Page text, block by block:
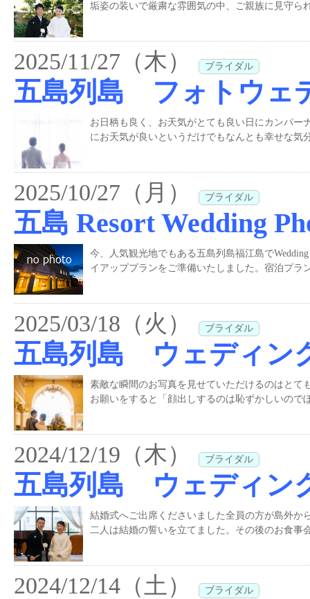
垢姿の装いで厳粛な雰囲気の中、ご親族に見守ら
2025/11/27（木） ブライダル
五島列島 フォトウェ
お日柄も良く、お天気がとても良い日にカンパ
にお天気が良いというだけでもなんとも幸せな
2025/10/27（月） ブライダル
五島 Resort Wedding
今、人気観光地でもある五島列島福江島で
イアッププランをご準備いたしました。宿泊プ
2025/03/18（火） ブライダル
五島列島 ウェディン
素敵な瞬間のお写真を見せていただけるのはとて
お願いをすると「顔出しするのは恥ずかしいの
2024/12/19（木） ブライダル
五島列島 ウェディン
結婚式へご出席くださいました全員の方が島外か
二人は結婚の誓いを立てました。その後のお食事
2024/12/14（土） ブライダル